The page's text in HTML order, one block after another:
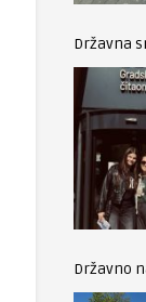
Državna
Državno